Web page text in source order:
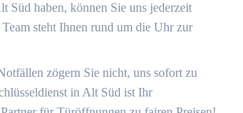
Süd haben, können Sie uns jederzeit
steht Ihnen rund um die Uhr zur
zögern Sie nicht, uns sofort zu
in Alt Süd ist Ihr